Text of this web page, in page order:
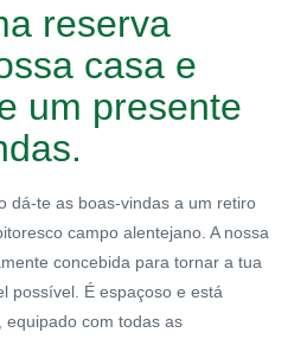
reserva
casa e
um presente
dá-te as boas-vindas a um retiro
campo alentejano. A nossa
concebida para tornar a tua
possível. É espaçoso e está
com todas as